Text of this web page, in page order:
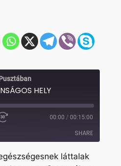
HELY
Fast
seconds
00:00 / 00:15:00
SHARE
láttalak